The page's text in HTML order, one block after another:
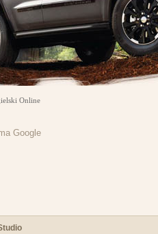
Google